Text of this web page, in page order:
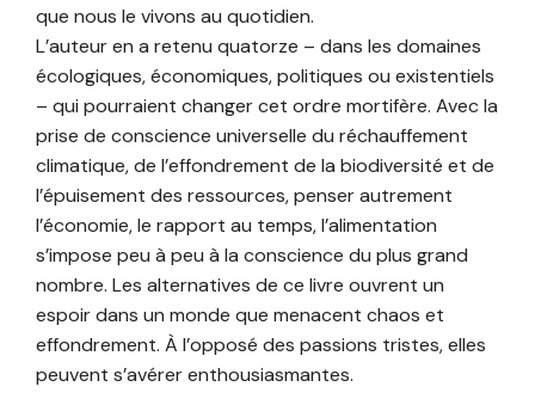
que nous le vivons au quotidien.
L’auteur en a retenu quatorze – dans les domaines
écologiques, économiques, politiques ou existentiels
– qui pourraient changer cet ordre mortifère. Avec la
prise de conscience universelle du réchauffement
climatique, de l’effondrement de la biodiversité et de
l’épuisement des ressources, penser autrement
l’économie, le rapport au temps, l’alimentation
s’impose peu à peu à la conscience du plus grand
nombre. Les alternatives de ce livre ouvrent un
espoir dans un monde que menacent chaos et
effondrement. À l’opposé des passions tristes, elles
peuvent s’avérer enthousiasmantes.